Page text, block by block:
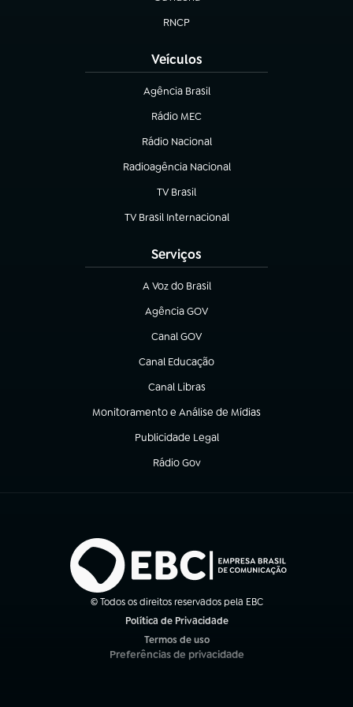
RNCP
(abre em nova aba)
Veículos
Agência Brasil
(abre em nova aba)
Rádio MEC
(abre em nova aba)
Rádio Nacional
Radioagência Nacional
(abre em nova aba)
TV Brasil
(abre em nova aba)
TV Brasil Internacional
(abre em nova aba)
Serviços
A Voz do Brasil
(abre em nova aba)
Agência GOV
(abre em nova aba)
Canal GOV
(abre em nova aba)
Canal Educação
(abre em nova aba)
Canal Libras
(abre em nova aba)
Monitoramento e Análise de Mídias
(abre em nova aba)
Publicidade Legal
(abre em nova aba)
Rádio Gov
(abre em nova aba)
© Todos os direitos reservados pela EBC
Política de Privacidade
Termos de uso
(abre em nova aba)
Preferências de privacidade